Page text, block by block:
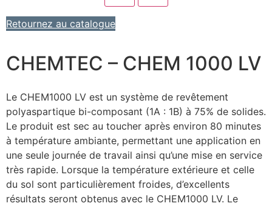
Retournez au catalogue
CHEMTEC – CHEM 1000 LV
Le CHEM1000 LV est un système de revêtement
polyaspartique bi-composant (1A : 1B) à 75% de solides.
Le produit est sec au toucher après environ 80 minutes
à température ambiante, permettant une application en
une seule journée de travail ainsi qu’une mise en service
très rapide. Lorsque la température extérieure et celle
du sol sont particulièrement froides, d’excellents
résultats seront obtenus avec le CHEM1000 LV. Le